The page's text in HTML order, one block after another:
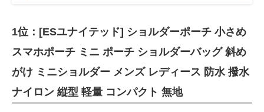
1位：[ESユナイテッド] ショルダーポーチ 小さめ
スマホポーチ ミニ ポーチ ショルダーバッグ 斜め
がけ ミニショルダー メンズ レディース 防水 撥水
ナイロン 縦型 軽量 コンパクト 無地